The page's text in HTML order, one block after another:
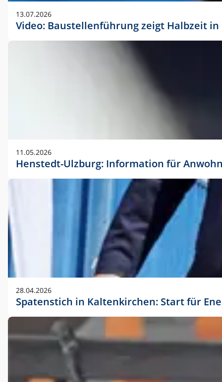
13.07.2026
Video: Baustellenführung zeigt Halbzeit
11.05.2026
Henstedt-Ulzburg: Information für
28.04.2026
Spatenstich in Kaltenkirchen: Start für